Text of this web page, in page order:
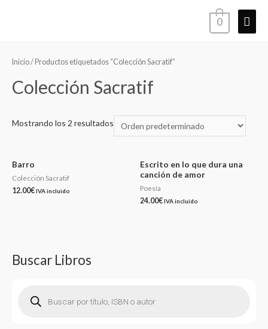
0
Buscar Libros
Inicio/ Productos etiquetados “Colección Sacratif”
Colección Sacratif
Mostrando los 2 resultados
Barro
Colección Sacratif
12.00€IVA incluido
Escrito en lo que dura una
canción de amor
Poesía
24.00€IVA incluido